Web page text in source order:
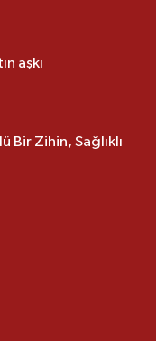
aşkı
Bir Zihin, Sağlıklı